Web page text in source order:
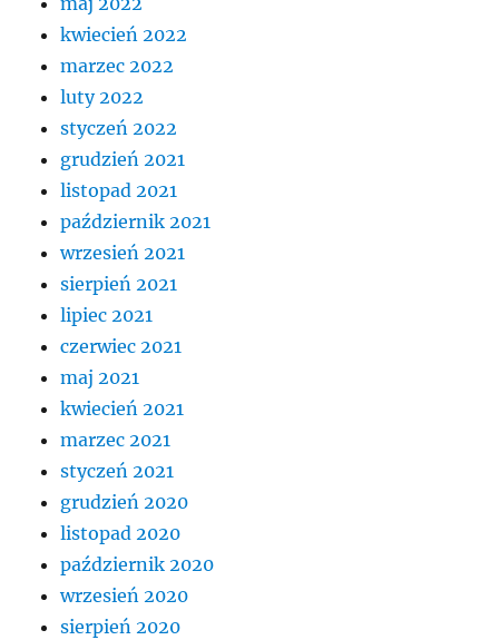
kwiecień 2022
marzec 2022
luty 2022
styczeń 2022
grudzień 2021
listopad 2021
październik 2021
wrzesień 2021
sierpień 2021
lipiec 2021
czerwiec 2021
maj 2021
kwiecień 2021
marzec 2021
styczeń 2021
grudzień 2020
listopad 2020
październik 2020
wrzesień 2020
sierpień 2020